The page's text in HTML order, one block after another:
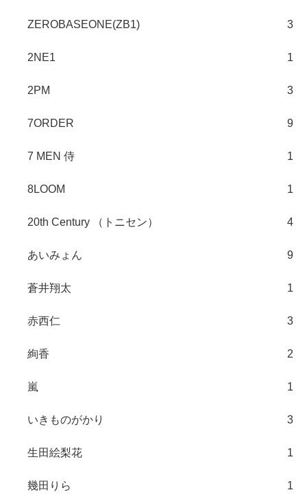
ZEROBASEONE(ZB1) 3
2NE1 1
2PM 3
7ORDER 9
7 MEN 侍 1
8LOOM 1
20th Century （トニセン） 4
あいみょん 9
蒼井翔太 1
赤西仁 3
絢香 2
嵐 1
いきものがかり 3
生田絵梨花 1
幾田りら 1